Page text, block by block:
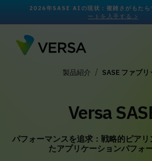
2026年SASE AIの現状：複雑さがもたら
ートを入手する >
製品紹介 SASE ファブリ
Versa
パフォーマンスを追求：戦略的ピア
たアプリケーションパフォ